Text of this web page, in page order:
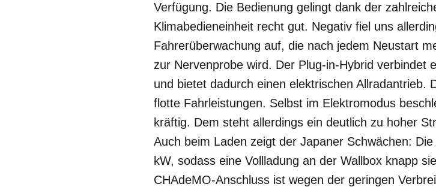
Verfügung. Die Bedienung gelingt dank der
Klimabedieneinheit recht gut. Negativ fiel uns
Fahrerüberwachung auf, die nach jedem Neustart
zur Nervenprobe wird. Der Plug-in-Hybrid verbindet
und bietet dadurch einen elektrischen Allradantrieb.
flotte Fahrleistungen. Selbst im Elektromodus
kräftig. Dem steht allerdings ein deutlich zu hoher
Auch beim Laden zeigt der Japaner Schwächen:
kW, sodass eine Vollladung an der Wallbox knapp
CHAdeMO-Anschluss ist wegen der geringen